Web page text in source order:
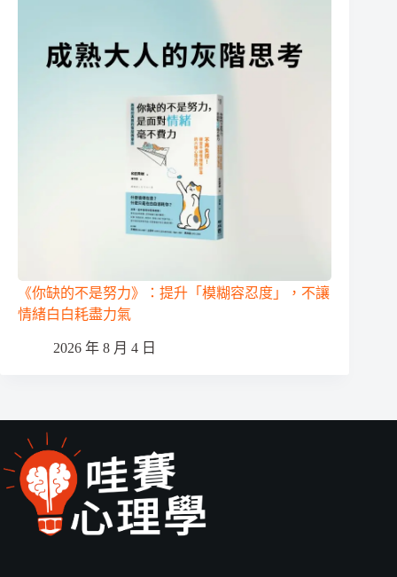
《你缺的不是努力》：提升「模糊容忍度」，不讓
情緒白白耗盡力氣
2026 年 8 月 4 日